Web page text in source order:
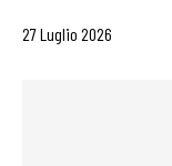
27 Luglio 2026